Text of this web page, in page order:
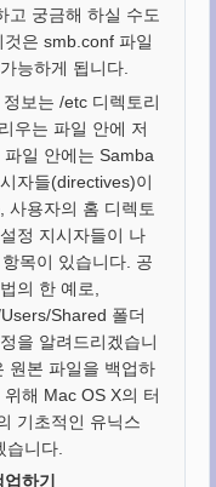
고 궁금해 하실 수도
은 smb.conf 파일
능하게 됩니다.
보는 /etc 디렉토리
우는 파일 안에 저
일 안에는 Samba
자들(directives)이
사용자의 홈 디렉토
정 지시자들이 나
목이 있습니다. 공
의 한 예로,
Shared 폴더
을 알려드리겠습니
원본 파일을 백업하
해 Mac OS X의 터
기초적인 유닉스
습니다.
하기